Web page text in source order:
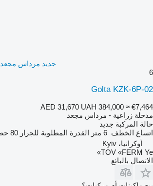
جديد مرداس مجعد Golta KZK-6P-02
6
Golta KZK-6P-02
AED 31,670 UAH 384,000 ≈ €7,464
مدحلة زراعية - مرداس مجعد
حالة المركبة جديد
اتساع الخطف 6 متر القدرة المطلوبة للجرار 80 حصان
أوكرانيا، Kyiv
TOV «FERM Ye»
الاتصال بالبائع